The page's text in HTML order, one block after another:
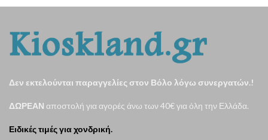
Δεν εκτελούνται παραγγελίες στον Βόλο λόγω συνεργατών.!
ΔΩΡΕΑΝ αποστολή για αγορές άνω των 40€ για όλη την Ελλάδα.
Ειδικές τιμές για χονδρική.